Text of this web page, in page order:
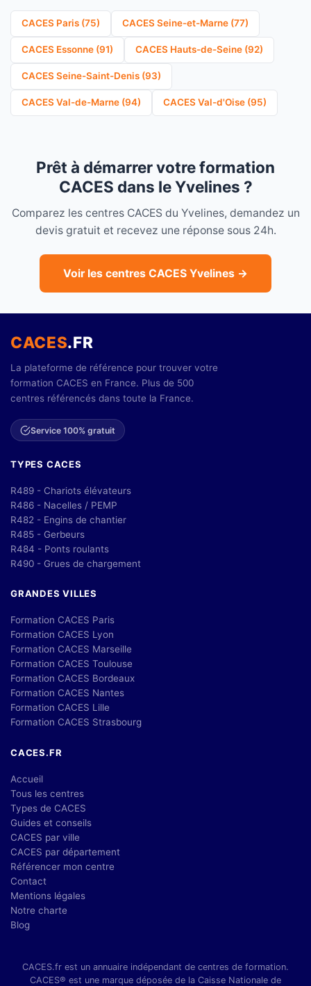
CACES Paris (75) CACES Seine-et-Marne (77)
CACES Essonne (91) CACES Hauts-de-Seine (92)
CACES Seine-Saint-Denis (93)
CACES Val-de-Marne (94) CACES Val-d'Oise (95)
Prêt à démarrer votre formation
CACES dans le Yvelines ?
Comparez les centres CACES du Yvelines, demandez un
devis gratuit et recevez une réponse sous 24h.
Voir les centres CACES Yvelines →
CACES.FR
La plateforme de référence pour trouver votre
formation CACES en France. Plus de 500
centres référencés dans toute la France.
Service 100% gratuit
TYPES CACES
R489 - Chariots élévateurs
R486 - Nacelles / PEMP
R482 - Engins de chantier
R485 - Gerbeurs
R484 - Ponts roulants
R490 - Grues de chargement
GRANDES VILLES
Formation CACES Paris
Formation CACES Lyon
Formation CACES Marseille
Formation CACES Toulouse
Formation CACES Bordeaux
Formation CACES Nantes
Formation CACES Lille
Formation CACES Strasbourg
CACES.FR
Accueil
Tous les centres
Types de CACES
Guides et conseils
CACES par ville
CACES par département
Référencer mon centre
Contact
Mentions légales
Notre charte
Blog
CACES.fr est un annuaire indépendant de centres de formation.
CACES® est une marque déposée de la Caisse Nationale de